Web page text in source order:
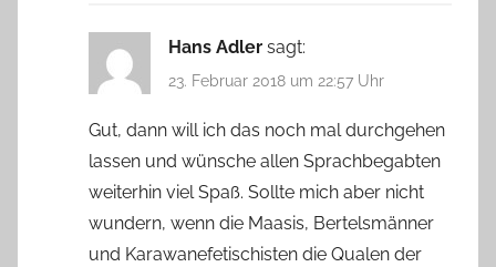
Hans Adler sagt:
23. Februar 2018 um 22:57 Uhr
Gut, dann will ich das noch mal durchgehen
lassen und wünsche allen Sprachbegabten
weiterhin viel Spaß. Sollte mich aber nicht
wundern, wenn die Maasis, Bertelsmänner
und Karawanefetischisten die Qualen der